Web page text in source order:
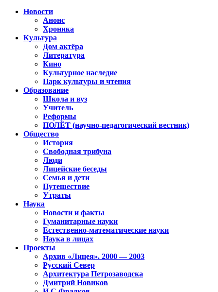
Новости
Анонс
Хроника
Культура
Дом актёра
Литература
Кино
Культурное наследие
Парк культуры и чтения
Образование
Школа и вуз
Учитель
Реформы
ПОЛЁТ (научно-педагогический вестник)
Общество
История
Свободная трибуна
Люди
Лицейские беседы
Семья и дети
Путешествие
Утраты
Наука
Новости и факты
Гуманитарные науки
Естественно-математические науки
Наука в лицах
Проекты
Архив «Лицея». 2000 — 2003
Русский Север
Архитектура Петрозаводска
Дмитрий Новиков